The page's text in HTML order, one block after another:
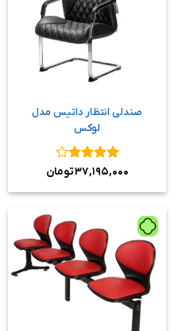
صندلی انتظار داتیس مدل
لوکس
نمره۴
۳۷,۱۹۵,۰۰۰تومان